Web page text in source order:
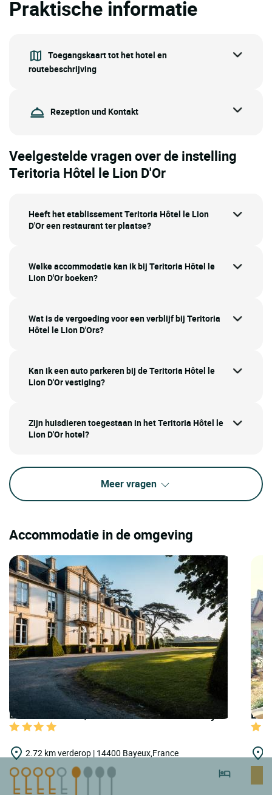
Praktische informatie
Toegangskaart tot het hotel en
routebeschrijving
Rezeption und Kontakt
Veelgestelde vragen over de instelling
Teritoria Hôtel le Lion D'Or
Heeft het etablissement Teritoria Hôtel le Lion
D'Or een restaurant ter plaatse?
Welke accommodatie kan ik bij Teritoria Hôtel le
Lion D'Or boeken?
Wat is de vergoeding voor een verblijf bij Teritoria
Hôtel le Lion D'Ors?
Kan ik een auto parkeren bij de Teritoria Hôtel le
Lion D'Or vestiging?
Zijn huisdieren toegestaan in het Teritoria Hôtel le
Lion D'Or hotel?
Meer vragen
Accommodatie in de omgeving
LOGIS HOTELS | Teritoria Château de Sully
2.72 km verderop | 14400 Bayeux,France